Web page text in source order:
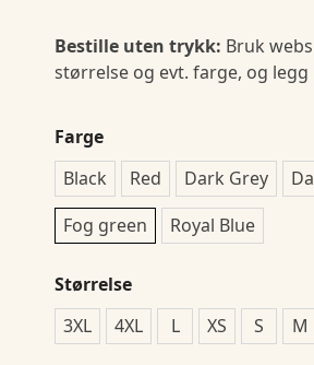
Bestille uten trykk: Bruk
størrelse og evt. farge, og legg
Farge
Black
Red Dark Grey
Fog green
Royal Blue
Størrelse
3XL
4XL L XS S M